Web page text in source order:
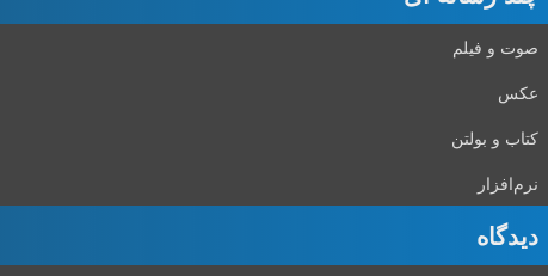
صوت و فیلم
عکس
کتاب و بولتن
نرم‌افزار
دیدگاه‌